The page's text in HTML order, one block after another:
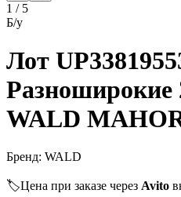
1 / 5
Б/у
Лот
Разноширокие
WALD
Бренд: WALD
🏷️Цена при заказе через Avito